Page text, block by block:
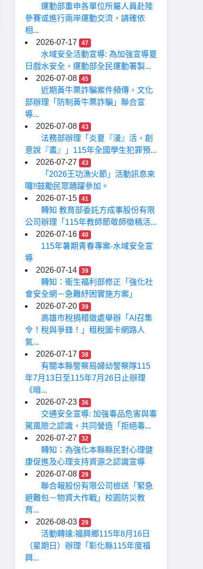
運動部重申各單位所屬人員赴陸
參賽或進行兩岸運動交流，請確依
相...
2026-07-17
47
水域安全活動宣導: 為加強宣導夏
日戲水安全，運動部全民運動署製...
2026-07-08
45
近期黃牛票詐騙案件頻傳，文化
部辦理「防制黃牛票詐騙」聯合宣
導...
2026-07-08
43
法務部辦理「炎夏『漫』活，創
意說『畫』」115年全國學生犯罪預...
2026-07-27
43
「2026王功漁火節」活動訊息來
囉!!鼓勵民眾踴躍參加。
2026-07-15
41
轉知 教育部委託方成事股份有限
公司辦理「115年教師節敬師徵稿活...
2026-07-16
40
115年暑期青春專案-水域安全宣
導
2026-07-14
39
轉知：衛生福利部修正「強化社
會安全網－急難紓困實施方案」
2026-07-20
39
高雄市稅捐稽徵處舉辦「AI召集
令！稅與爭鋒！」租稅圖卡網路人
氣...
2026-07-17
38
有關本縣警察局婦幼警察隊115
年7月13日至115年7月26日止辦理
《暗...
2026-07-23
36
交通安全宣導: 加強毒品危害與毒
駕風險之認識，共同營造「拒絕毒...
2026-07-27
32
轉知：為強化本縣縣民對心理健
康促進及心理支持資源之認識宣導
2026-07-08
29
聯合報股份有限公司檢送「緊急
避難包－物資大作戰」校園防災教
育...
2026-08-03
29
活動轉達:福興鄉115年8月16日
（星期日）辦理「彰化縣115年度福
興...